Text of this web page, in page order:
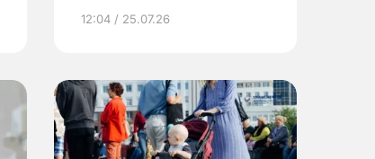
12:04 / 25.07.26